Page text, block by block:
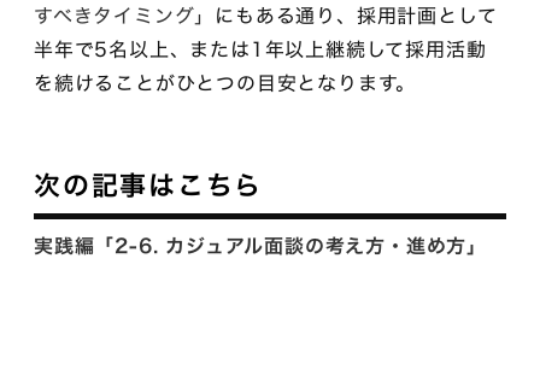
すべきタイミング」 にもある通り、採用計画として
半年で5名以上、または1年以上継続して採用活動
を続けることがひとつの目安となります。
次の記事はこちら
実践編「2-6. カジュアル面談の考え方・進め方」